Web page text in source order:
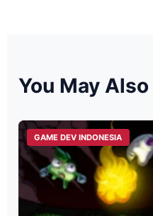
You May
GAME DEV INDONESIA